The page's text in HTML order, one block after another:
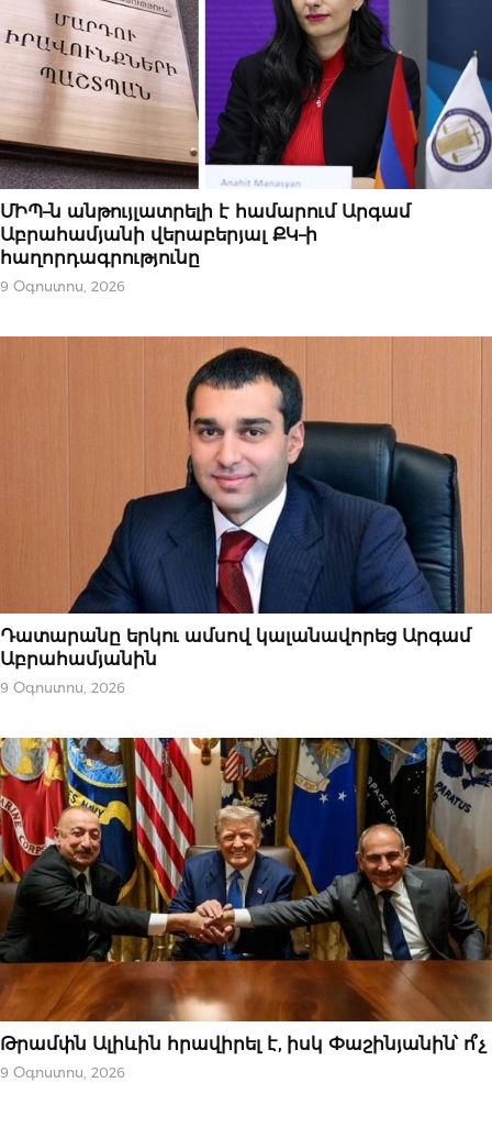
ՆՈՐՈՒԹՅՈՒՆՆԵՐ
ՄԻՊ–ն անթույլատրելի է համարում Արգամ
Աբրահամյանի վերաբերյալ ՔԿ–ի
հաղորդագրությունը
9 Օգոստոս, 2026
ՆՈՐՈՒԹՅՈՒՆՆԵՐ
Դատարանը երկու ամսով կալանավորեց Արգամ
Աբրահամյանին
9 Օգոստոս, 2026
ԿԱՐԵՎՈՐԸ
Թրամփն Ալիևին հրավիրել է, իսկ Փաշինյանին՝ ո՞չ
9 Օգոստոս, 2026